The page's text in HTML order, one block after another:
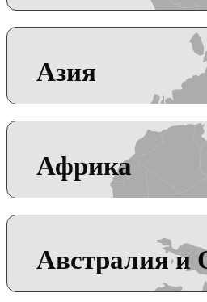
Азия
Африка
Австралия и